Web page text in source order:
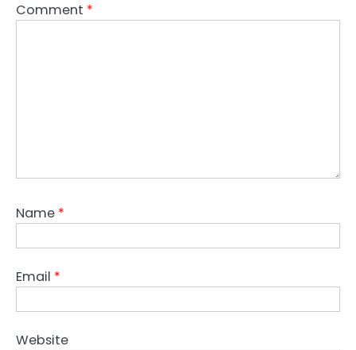
Comment *
Name *
Email *
Website